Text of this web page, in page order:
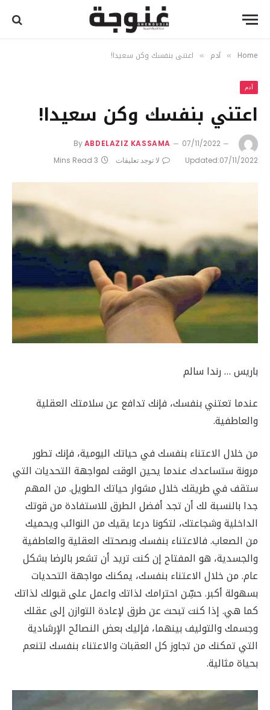
Home
» آدم » اعتني بنفسك وكن سعيدا!
آدم
اعتني بنفسك وكن سعيدا!
ByABDELAZIZ KASSAMA
07/11/2022
Updated:07/11/2022 لا توجد تعليقات 3 Mins Read
باريس … رندا سالم
عندما تعتني بنفسك، فإنك تدافع عن سلامتك العقلية
والعاطفية.
من خلال الاعتناء بنفسك في حياتك اليومية، فإنك تطور
مرونة ستساعدك عندما يحين الوقت لمواجهة التحديات التي
ستقف في طريقك خلال مشوار حياتك الطويل. من المهم
جدا بالنسبة لك أن تجد أفضل الطرق للاستفادة من قوتك
الداخلية وشجاعتك، لتكونا درعا يقيك من النوائب ويحميك
من الصعاب. فالاعتناء بنفسك وبصحتك العقلية والعاطفية
والجسدية، هو المفتاح إن كنت تريد أن تشعر بالرضا بشكل
عام. من خلال الاعتناء بنفسك، يمكنك مواجهة التحديات
بسهولة أكبر. حسِّن احترامك لذاتك واعمل على قبولك لذاتك
كما هي. إذا كنت تبحث عن طرق لإعادة التوازن إلى عقلك
وجسمك والتوليف بينهما، فإليك بعض النصائح الإرشادية
التي تمكنك من تجاوز كل العقبات والاعتناء بنفسك لتنعم
بحياة مثالية.